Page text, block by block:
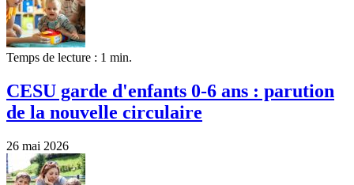
Temps de lecture : 1 min.
CESU garde d'enfants 0-6 ans : parution
de la nouvelle circulaire
26 mai 2026